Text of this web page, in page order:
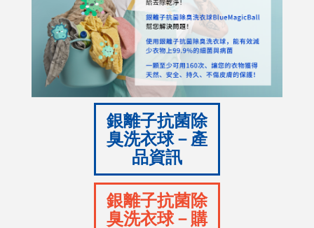
銀離子抗菌除
臭洗衣球－產
品資訊
銀離子抗菌除
臭洗衣球－購